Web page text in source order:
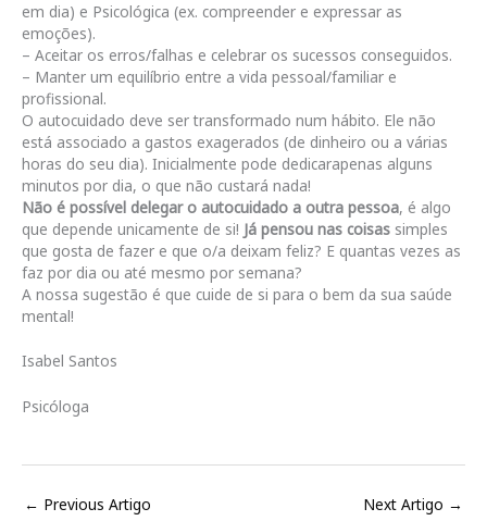
em dia) e Psicológica (ex. compreender e expressar as
emoções).
– Aceitar os erros/falhas e celebrar os sucessos conseguidos.
– Manter um equilíbrio entre a vida pessoal/familiar e
profissional.
O autocuidado deve ser transformado num hábito. Ele não
está associado a gastos exagerados (de dinheiro ou a várias
horas do seu dia). Inicialmente pode dedicarapenas alguns
minutos por dia, o que não custará nada!
Não é possível delegar o autocuidado a outra pessoa, é algo
que depende unicamente de si! Já pensou nas coisas simples
que gosta de fazer e que o/a deixam feliz? E quantas vezes as
faz por dia ou até mesmo por semana?
A nossa sugestão é que cuide de si para o bem da sua saúde
mental!
Isabel Santos
Psicóloga
← Previous Artigo Next Artigo →